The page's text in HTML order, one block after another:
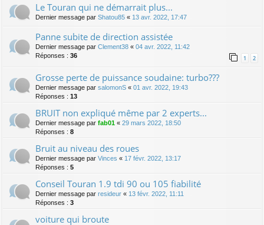
Le Touran qui ne démarrait plus...
Dernier message par Shatou85 « 13 avr. 2022, 17:47
Panne subite de direction assistée
Dernier message par Clement38 « 04 avr. 2022, 11:42
Réponses : 36 1 2
Grosse perte de puissance soudaine: turbo???
Dernier message par salomonS « 01 avr. 2022, 19:43
Réponses : 13
BRUIT non expliqué même par 2 experts...
Dernier message par fab01 « 29 mars 2022, 18:50
Réponses : 8
Bruit au niveau des roues
Dernier message par Vinces « 17 févr. 2022, 13:17
Réponses : 5
Conseil Touran 1.9 tdi 90 ou 105 fiabilité
Dernier message par resideur « 13 févr. 2022, 11:11
Réponses : 3
voiture qui broute